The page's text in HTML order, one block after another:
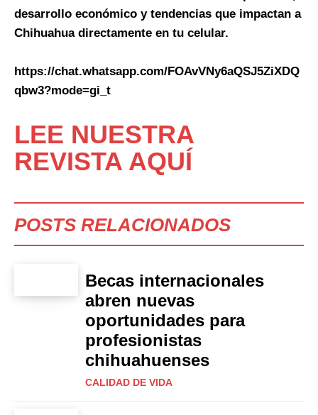
desarrollo económico y tendencias que impactan a
Chihuahua directamente en tu celular.
https://chat.whatsapp.com/FOAvVNy6aQSJ5ZiXDQ
qbw3?mode=gi_t
LEE NUESTRA
REVISTA AQUÍ
POSTS RELACIONADOS
Becas internacionales
abren nuevas
oportunidades para
profesionistas
chihuahuenses
CALIDAD DE VIDA